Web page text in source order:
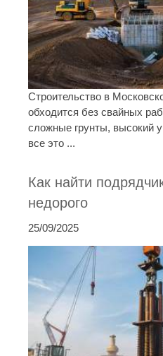
Строительство в
обходится без свайных
сложные грунты, высокий
все это ...
Как найти
недорого
25/09/2025